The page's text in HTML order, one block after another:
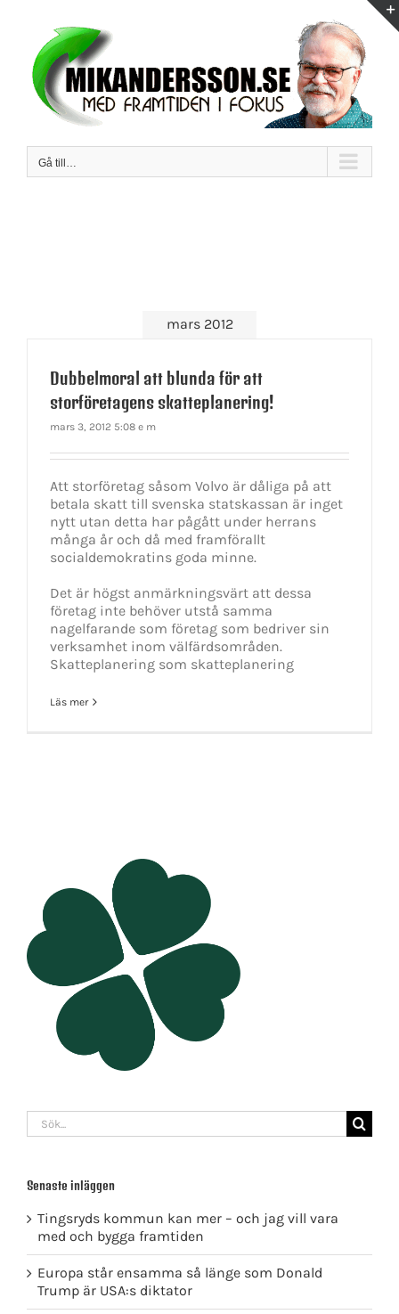
innehållet
Gå till…
mars 2012
Dubbelmoral att blunda för att
storföretagens skatteplanering!
mars 3, 2012 5:08 e m
Att storföretag såsom Volvo är dåliga på att
betala skatt till svenska statskassan är inget
nytt utan detta har pågått under herrans
många år och då med framförallt
socialdemokratins goda minne.
Det är högst anmärkningsvärt att dessa
företag inte behöver utstå samma
nagelfarande som företag som bedriver sin
verksamhet inom välfärdsområden.
Skatteplanering som skatteplanering
Läs mer
Sök
efter:
Senaste inläggen
Tingsryds kommun kan mer – och jag vill vara
med och bygga framtiden
Europa står ensamma så länge som Donald
Trump är USA:s diktator